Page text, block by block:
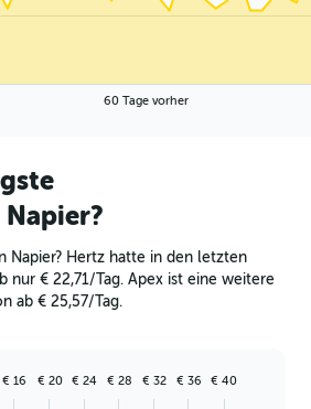
60 Tage vorher
Napier? Hertz hatte in den letzten
nur € 22,71/Tag. Apex ist eine weitere
ab € 25,57/Tag.
€ 16 € 20 € 24 € 28 € 32 € 36 € 40